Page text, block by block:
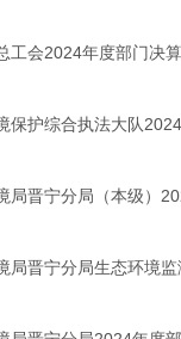
工会2024年度部门决算
保护综合执法大队
局晋宁分局（本级）
局晋宁分局生态环境